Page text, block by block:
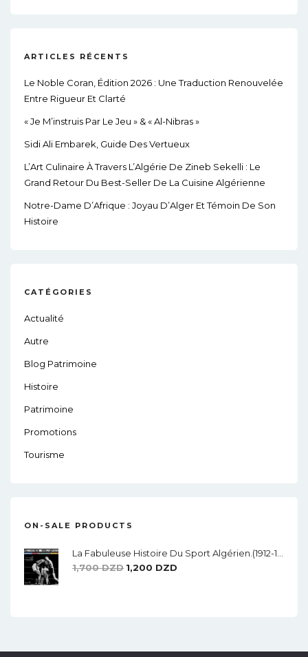
ARTICLES RÉCENTS
Le Noble Coran, Édition 2026 : Une Traduction Renouvelée
Entre Rigueur Et Clarté
« Je M’instruis Par Le Jeu » & « Al-Nibras »
Sidi Ali Embarek, Guide Des Vertueux
L’Art Culinaire À Travers L’Algérie De Zineb Sekelli : Le
Grand Retour Du Best-Seller De La Cuisine Algérienne
Notre-Dame D’Afrique : Joyau D’Alger Et Témoin De Son
Histoire
CATÉGORIES
Actualité
Autre
Blog Patrimoine
Histoire
Patrimoine
Promotions
Tourisme
ON-SALE PRODUCTS
1,700DZD Le
1,200 DZD